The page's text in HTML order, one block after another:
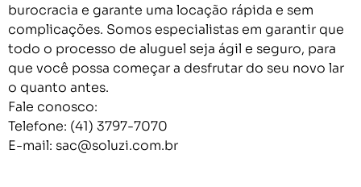
burocracia e garante uma locação rápida e sem
complicações. Somos especialistas em garantir que
todo o processo de aluguel seja ágil e seguro, para
que você possa começar a desfrutar do seu novo lar
o quanto antes.
Fale conosco:
Telefone: (41) 3797-7070
E-mail: sac@soluzi.com.br